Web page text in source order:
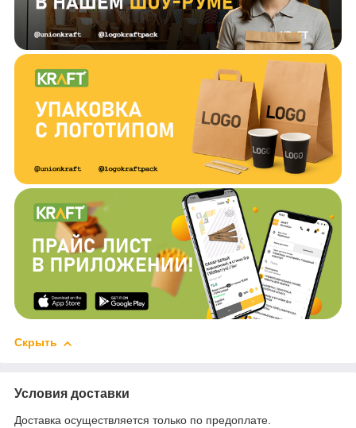
Скрыть
Условия доставки
Доставка осуществляется только по предоплате.